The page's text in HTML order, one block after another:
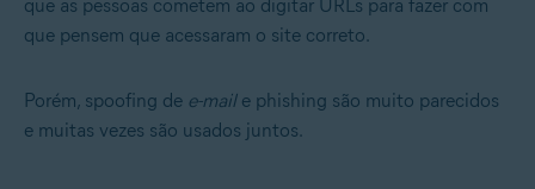
que as pessoas cometem ao digitar URLs para fazer com
que pensem que acessaram o site correto.
Porém, spoofing de e-maile phishing são muito parecidos
e muitas vezes são usados juntos.